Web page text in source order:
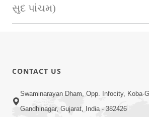
સુદ પાંચમ)
CONTACT US
Swaminarayan Dham, Opp. Infocity, Koba-
Gandhinagar, Gujarat, India - 382426